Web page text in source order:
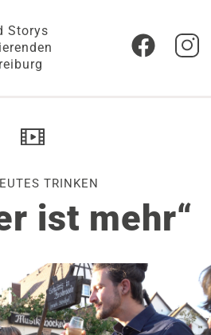
Storys
TRINKEN
ist mehr“